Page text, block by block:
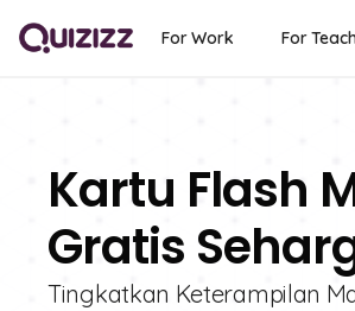
For Work For
Kartu Flash
Gratis
Tingkatkan Keterampilan